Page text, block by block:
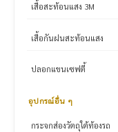
เสื้อสะท้อนแสง 3M
เสื้อกันฝนสะท้อนแสง
ปลอกแขนเซฟตี้
อุปกรณ์อื่น ๆ
กระจกส่องวัตถุใต้ท้องรถ